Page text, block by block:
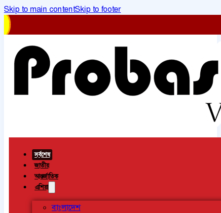
Skip to main contentSkip to footer
সর্বশেষ
জাতীয়
আন্তর্জাতিক
এশিয়া
বাংলাদেশ